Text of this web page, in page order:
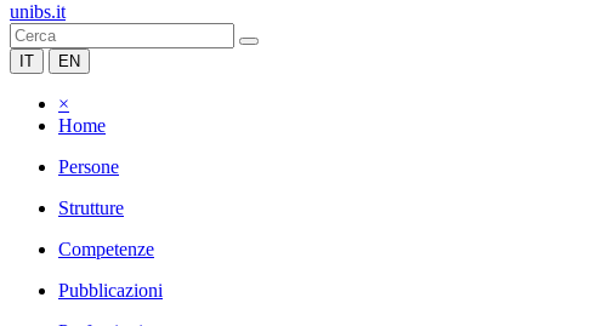
unibs.it
IT EN
×
Home
Persone
Strutture
Competenze
Pubblicazioni